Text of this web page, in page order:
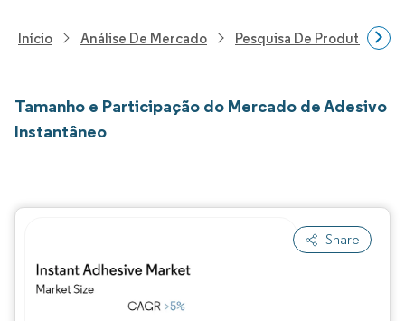
Início Análise De Mercado Pesquisa De Produtos
Tamanho e Participação do Mercado de Adesivo
Instantâneo
Share